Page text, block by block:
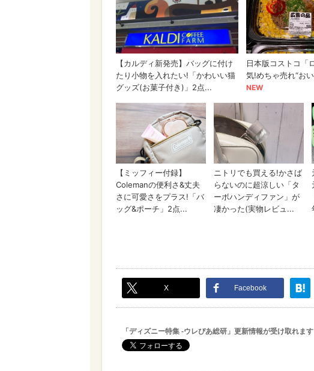
X Facebook
「ディズニー特集 -ウレぴあ総研」更新情報が受け取れます